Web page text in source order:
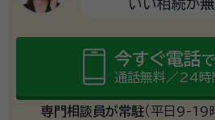
いい相続が
今すぐ電話で
通話無料／24時
専門相談員が常駐（平日9-19